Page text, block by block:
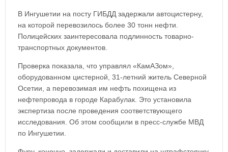
В Ингушетии на посту ГИБДД задержали автоцистерну,
на которой перевозилось более 30 тонн нефти.
Полицейских заинтересовала подлинность товарно-
транспортных документов.
Проверка показала, что управлял «КамАЗом»,
оборудованном цистерной, 31-летний житель Северной
Осетии, а перевозимая им нефть похищена из
нефтепровода в городе Карабулак. Это установила
экспертиза после проведения соответствующего
исследования. Об этом сообщили в пресс-службе МВД
по Ингушетии.